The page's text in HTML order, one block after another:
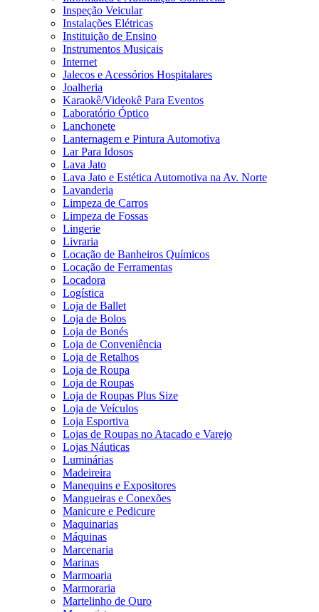
Inspeção Veicular
Instalações Elétricas
Instituição de Ensino
Instrumentos Musicais
Internet
Jalecos e Acessórios Hospitalares
Joalheria
Karaokê/Videokê Para Eventos
Laboratório Óptico
Lanchonete
Lanternagem e Pintura Automotiva
Lar Para Idosos
Lava Jato
Lava Jato e Estética Automotiva na Av. Norte
Lavanderia
Limpeza de Carros
Limpeza de Fossas
Lingerie
Livraria
Locação de Banheiros Químicos
Locação de Ferramentas
Locadora
Logística
Loja de Ballet
Loja de Bolos
Loja de Bonés
Loja de Conveniência
Loja de Retalhos
Loja de Roupa
Loja de Roupas
Loja de Roupas Plus Size
Loja de Veículos
Loja Esportiva
Lojas de Roupas no Atacado e Varejo
Lojas Náuticas
Luminárias
Madeireira
Manequins e Expositores
Mangueiras e Conexões
Manicure e Pedicure
Maquinarias
Máquinas
Marcenaria
Marinas
Marmoaria
Marmoraria
Martelinho de Ouro